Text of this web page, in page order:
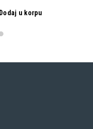
Dodaj u korpu